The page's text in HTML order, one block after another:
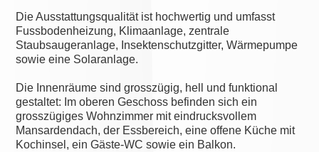
Die Ausstattungsqualität ist hochwertig und umfasst
Fussbodenheizung, Klimaanlage, zentrale
Staubsaugeranlage, Insektenschutzgitter, Wärmepumpe
sowie eine Solaranlage.
Die Innenräume sind grosszügig, hell und funktional
gestaltet: Im oberen Geschoss befinden sich ein
grosszügiges Wohnzimmer mit eindrucksvollem
Mansardendach, der Essbereich, eine offene Küche mit
Kochinsel, ein Gäste-WC sowie ein Balkon.